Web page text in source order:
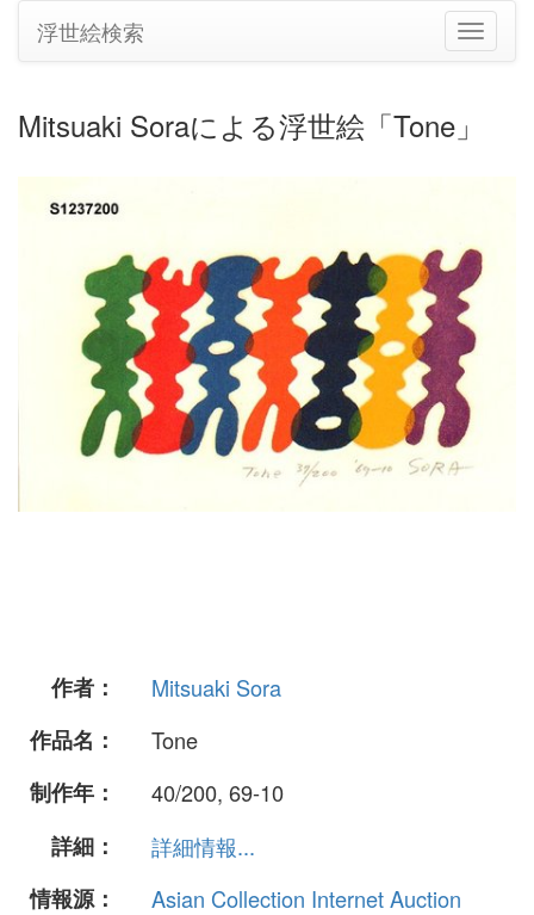
ナ
ビ
り
替
え
浮世絵検索
Mitsuaki Soraによる浮世絵「Tone」
作者：
Mitsuaki Sora
作品名：
Tone
制作年：
40/200, 69-10
詳細：
詳細情報...
情報源：
Asian Collection Internet Auction